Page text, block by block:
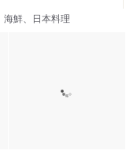
海鮮、日本料理